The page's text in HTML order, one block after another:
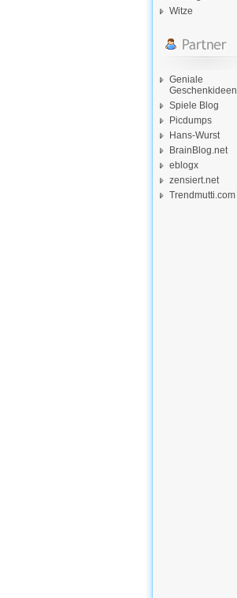
Witze
Geniale
Geschenkideen
Spiele Blog
Picdumps
Hans-Wurst
BrainBlog.net
eblogx
zensiert.net
Trendmutti.com